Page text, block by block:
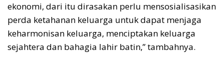
ekonomi, dari itu dirasakan perlu mensosialisasikan
perda ketahanan keluarga untuk dapat menjaga
keharmonisan keluarga, menciptakan keluarga
sejahtera dan bahagia lahir batin,” tambahnya.